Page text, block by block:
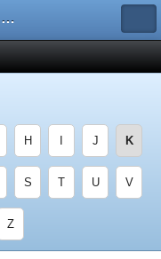
Ultima Online - Форум Русского сообщества игры
H J K
S T U V
Z